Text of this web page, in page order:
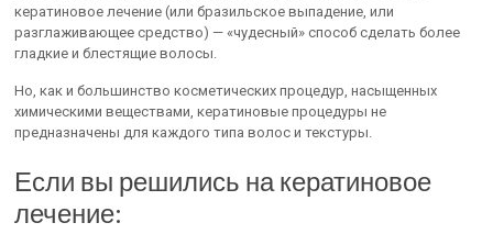
кератиновое лечение (или бразильское выпадение, или
разглаживающее средство) — «чудесный» способ сделать более
гладкие и блестящие волосы.
Но, как и большинство косметических процедур, насыщенных
химическими веществами, кератиновые процедуры не
предназначены для каждого типа волос и текстуры.
Если вы решились на кератиновое
лечение: